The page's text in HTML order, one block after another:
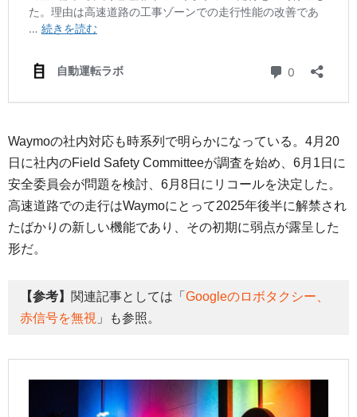
Waymoの社内対応も時系列で明らかになっている。4月20
日に社内のField Safety Committeeが調査を始め、6月1日に
安全委員会が問題を検討、6月8日にリコールを決定した。
高速道路での走行はWaymoにとって2025年後半に解禁され
たばかりの新しい機能であり、その初期に弱点が露呈した
形だ。
【参考】 関連記事としては「 Googleのロボタクシー、
赤信号を無視 」も参照。